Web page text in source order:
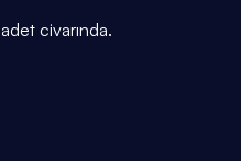
adet civarında.